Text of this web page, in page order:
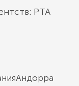
РТА
Андорра